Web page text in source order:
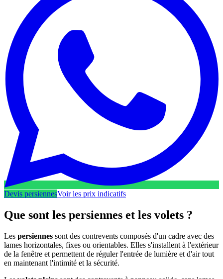
Devis persiennesVoir les prix indicatifs
Que sont les persiennes et les volets ?
Les persiennes sont des contrevents composés d'un cadre avec des
lames horizontales, fixes ou orientables. Elles s'installent à l'extérieur
de la fenêtre et permettent de réguler l'entrée de lumière et d'air tout
en maintenant l'intimité et la sécurité.